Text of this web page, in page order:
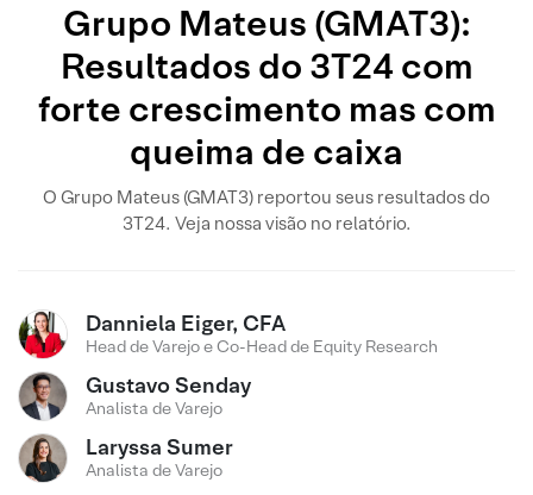
Grupo Mateus (GMAT3):
Resultados do 3T24 com
forte crescimento mas com
queima de caixa
O Grupo Mateus (GMAT3) reportou seus resultados do
3T24. Veja nossa visão no relatório.
Danniela Eiger, CFA
Head de Varejo e Co-Head de Equity Research
Gustavo Senday
Analista de Varejo
Laryssa Sumer
Analista de Varejo